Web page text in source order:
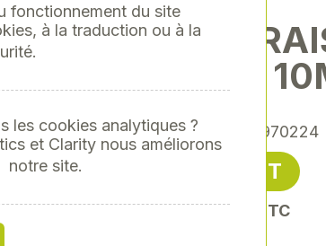
FLEXIBLE
1/4"400B
Référence : REN-970224
84,90 € HT
soit 101,88 € TTC
fonctionnement du site
à la traduction ou à la
les cookies analytiques ?
et Clarity nous améliorons
notre site.